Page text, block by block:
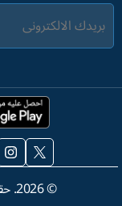
©
2026
.